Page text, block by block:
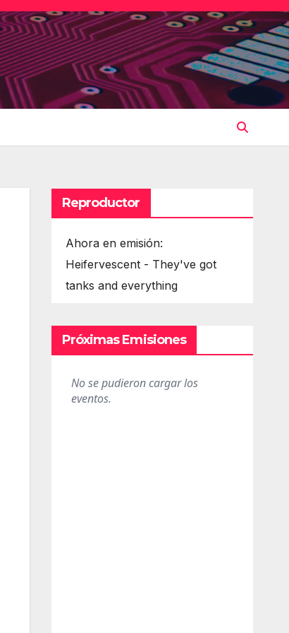
Reproductor
Ahora en emisión:
Heifervescent - They've got
tanks and everything
Próximas Emisiones